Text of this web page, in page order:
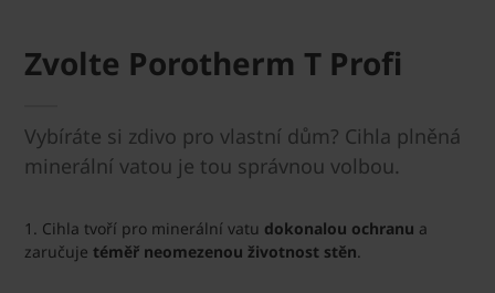
Zvolte Porotherm T Profi
Vybíráte si zdivo pro vlastní dům? Cihla plněná
minerální vatou je tou správnou volbou.
1. Cihla tvoří pro minerální vatu dokonalou ochranu a
zaručuje téměř neomezenou životnost stěn.